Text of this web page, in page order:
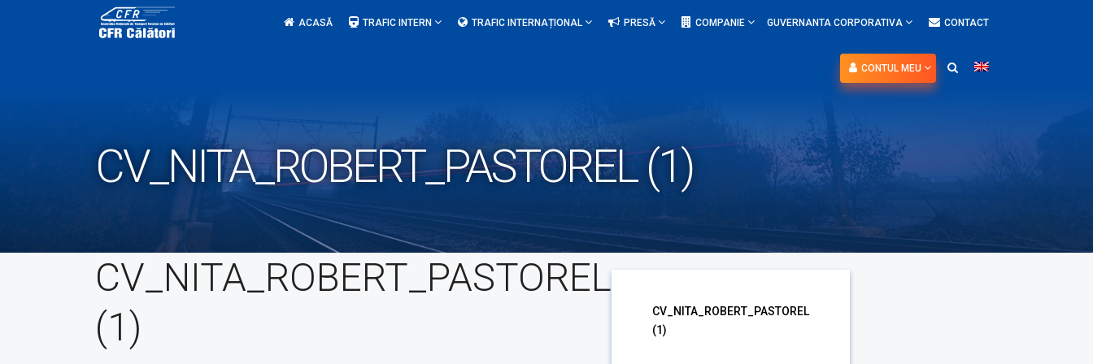
ACASĂ TRAFIC INTERN TRAFIC INTERNAȚIONAL PRESĂ COMPANIE GUVERNANTA CORPORATIVA CONTACT
CONTUL MEU
CV_NITA_ROBERT_PASTOREL (1)
CV_NITA_ROBERT_PASTOREL
(1)
CV_NITA_ROBERT_PASTOREL
(1)